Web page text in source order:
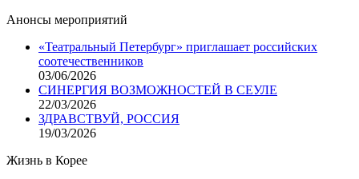
Анонсы мероприятий
«Театральный Петербург» приглашает российских
соотечественников
03/06/2026
СИНЕРГИЯ ВОЗМОЖНОСТЕЙ В СЕУЛЕ
22/03/2026
ЗДРАВСТВУЙ, РОССИЯ
19/03/2026
Жизнь в Корее